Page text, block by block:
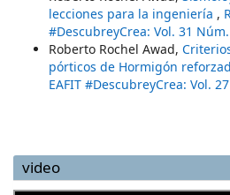
lecciones para la ingeniería ,
#DescubreyCrea: Vol. 31
Roberto Rochel Awad,
pórticos de Hormigón
EAFIT #DescubreyCrea: Vol.
video